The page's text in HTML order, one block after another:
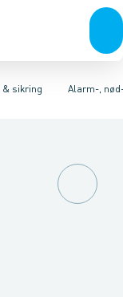
& sikring
Forgreningsmateriel
Alarm-,